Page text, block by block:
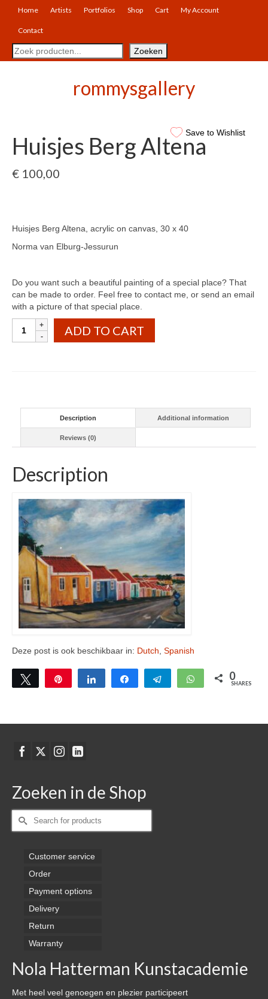
Home Artists Portfolios Shop Cart My Account
Contact
Search Zoeken
rommysgallery
Save to Wishlist
Huisjes Berg Altena
€ 100,00
Huisjes Berg Altena, acrylic on canvas, 30 x 40
Norma van Elburg-Jessurun
Do you want such a beautiful painting of a special place? That
can be made to order. Feel free to contact me, or send an email
with a picture of that special place.
Huisjes
Berg
ADD TO CART
Description Additional information
Reviews (0)
Description
Deze post is ook beschikbaar in: Dutch Spanish
Tweet Share Share Telegram WhatsApp
0
SHARES
Zoeken in de Shop
Search
for:
Customer service
Order
Payment options
Delivery
Return
Warranty
Nola Hatterman Kunstacademie
Met heel veel genoegen en plezier participeert